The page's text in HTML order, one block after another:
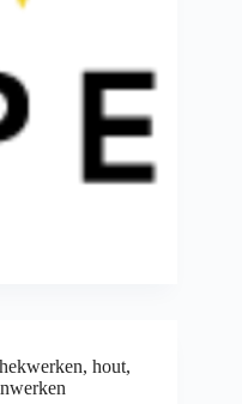
hekwerken, hout,